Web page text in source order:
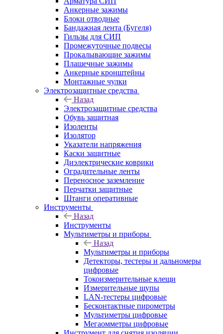
Анкерные зажимы
Блоки отводные
Бандажная лента (Бугеля)
Гильзы для СИП
Промежуточные подвесы
Прокалывающие зажимы
Плашечные зажимы
Анкерные кронштейны
Монтажные чулки
Электрозащитные средства
Назад
Электрозащитные средства
Обувь защитная
Изоленты
Изолятор
Указатели напряжения
Каски защитные
Диэлектрические коврики
Оградительные ленты
Переносное заземление
Перчатки защитные
Штанги оперативные
Инструменты
Назад
Инструменты
Мультиметры и приборы
Назад
Мультиметры и приборы
Детекторы, тестеры и дальномеры
цифровые
Токоизмерительные клещи
Измерительные щупы
LAN-тестеры цифровые
Бесконтактные пирометры
Мультиметры цифровые
Мегаомметры цифровые